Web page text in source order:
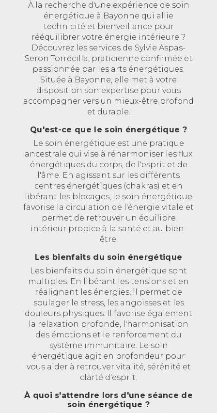
À la recherche d'une expérience de soin
énergétique à Bayonne qui allie
technicité et bienveillance pour
rééquilibrer votre énergie intérieure ?
Découvrez les services de Sylvie Aspas-
Seron Torrecilla, praticienne confirmée et
passionnée par les arts énergétiques.
Située à Bayonne, elle met à votre
disposition son expertise pour vous
accompagner vers un mieux-être profond
et durable.
Qu'est-ce que le soin énergétique ?
Le soin énergétique est une pratique
ancestrale qui vise à réharmoniser les flux
énergétiques du corps, de l'esprit et de
l'âme. En agissant sur les différents
centres énergétiques (chakras) et en
libérant les blocages, le soin énergétique
favorise la circulation de l'énergie vitale et
permet de retrouver un équilibre
intérieur propice à la santé et au bien-
être.
Les bienfaits du soin énergétique
Les bienfaits du soin énergétique sont
multiples. En libérant les tensions et en
réalignant les énergies, il permet de
soulager le stress, les angoisses et les
douleurs physiques. Il favorise également
la relaxation profonde, l'harmonisation
des émotions et le renforcement du
système immunitaire. Le soin
énergétique agit en profondeur pour
vous aider à retrouver vitalité, sérénité et
clarté d'esprit.
À quoi s'attendre lors d'une séance de
soin énergétique ?